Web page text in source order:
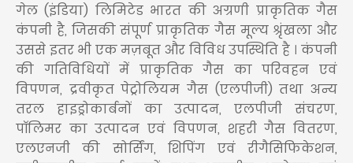
गेल (इंडिया) लिमिटेड भारत की अग्रणी प्राकृतिक गैस
कंपनी है, जिसकी संपूर्ण प्राकृतिक गैस मूल्य श्रृंखला और
उससे इतर भी एक मज़बूत और विविध उपस्थिति है । कंपनी
की गतिविधियों में प्राकृतिक गैस का परिवहन एवं
विपणन, द्रवीकृत पेट्रोलियम गैस (एलपीजी) तथा अन्य
तरल हाइड्रोकार्बनों का उत्पादन, एलपीजी संचरण,
पॉलिमर का उत्पादन एवं विपणन, शहरी गैस वितरण,
एलएनजी की सोर्सिंग, शिपिंग एवं रीगैसिफिकेशन,